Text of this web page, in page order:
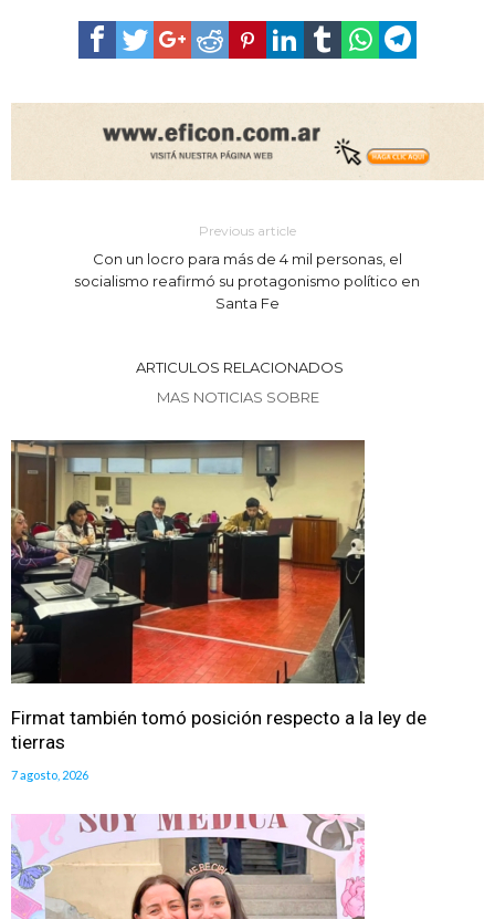
Previous article
Con un locro para más de 4 mil personas, el
socialismo reafirmó su protagonismo político en
Santa Fe
ARTICULOS RELACIONADOS
MAS NOTICIAS SOBRE
Firmat también tomó posición respecto a la ley de
tierras
7 agosto, 2026